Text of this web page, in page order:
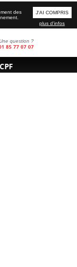
question ?
85 77 07 07
CPF
des
J'AI COMPRIS
plus d'infos